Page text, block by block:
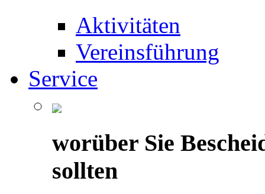
Aktivitäten
Vereinsführung
Service
worüber Sie
sollten